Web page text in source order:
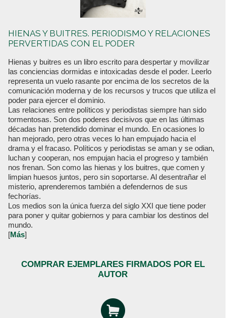
HIENAS Y BUITRES. PERIODISMO Y RELACIONES
PERVERTIDAS CON EL PODER
Hienas y buitres es un libro escrito para despertar y movilizar
las conciencias dormidas e intoxicadas desde el poder. Leerlo
representa un vuelo rasante por encima de los secretos de la
comunicación moderna y de los recursos y trucos que utiliza el
poder para ejercer el dominio.
Las relaciones entre políticos y periodistas siempre han sido
tormentosas. Son dos poderes decisivos que en las últimas
décadas han pretendido dominar el mundo. En ocasiones lo
han mejorado, pero otras veces lo han empujado hacia el
drama y el fracaso. Políticos y periodistas se aman y se odian,
luchan y cooperan, nos empujan hacia el progreso y también
nos frenan. Son como las hienas y los buitres, que comen y
limpian huesos juntos, pero sin soportarse. Al desentrañar el
misterio, aprenderemos también a defendernos de sus
fechorías.
Los medios son la única fuerza del siglo XXI que tiene poder
para poner y quitar gobiernos y para cambiar los destinos del
mundo.
[Más]
COMPRAR EJEMPLARES FIRMADOS POR EL
AUTOR